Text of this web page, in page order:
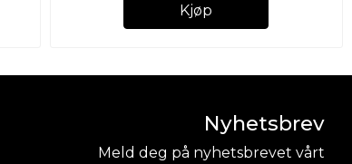
Kjøp
Nyhetsbrev
Meld deg på nyhetsbrevet vårt